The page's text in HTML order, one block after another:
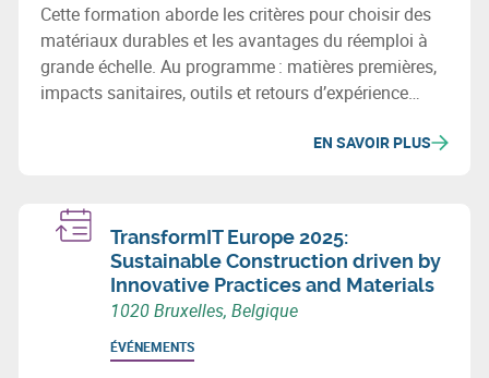
Cette formation aborde les critères pour choisir des
matériaux durables et les avantages du réemploi à
grande échelle. Au programme : matières premières,
impacts sanitaires, outils et retours d’expérience
EN SAVOIR PLUS
TransformIT Europe 2025:
Sustainable Construction driven by
Innovative Practices and Materials
1020 Bruxelles, Belgique
ÉVÉNEMENTS